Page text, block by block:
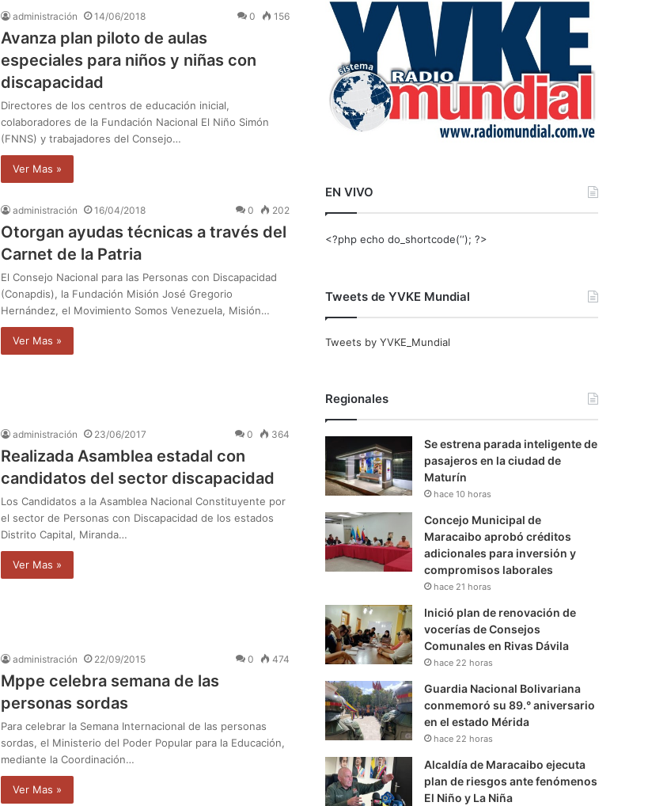
administración 14/06/2018 0 156
Avanza plan piloto de aulas
especiales para niños y niñas con
discapacidad
Directores de los centros de educación inicial,
colaboradores de la Fundación Nacional El Niño Simón
(FNNS) y trabajadores del Consejo…
Ver Mas »
administración 16/04/2018 0 202
Otorgan ayudas técnicas a través del
Carnet de la Patria
El Consejo Nacional para las Personas con Discapacidad
(Conapdis), la Fundación Misión José Gregorio
Hernández, el Movimiento Somos Venezuela, Misión…
Ver Mas »
administración 23/06/2017 0 364
Realizada Asamblea estadal con
candidatos del sector discapacidad
Los Candidatos a la Asamblea Nacional Constituyente por
el sector de Personas con Discapacidad de los estados
Distrito Capital, Miranda…
Ver Mas »
administración 22/09/2015 0 474
Mppe celebra semana de las
personas sordas
Para celebrar la Semana Internacional de las personas
sordas, el Ministerio del Poder Popular para la Educación,
mediante la Coordinación…
Ver Mas »
r
EN VIVO
<?php echo do_shortcode(‘‘); ?>
Tweets de YVKE Mundial
Tweets by YVKE_Mundial
Regionales
Se estrena parada inteligente de
pasajeros en la ciudad de
Maturín
hace 10 horas
Concejo Municipal de
Maracaibo aprobó créditos
adicionales para inversión y
compromisos laborales
hace 21 horas
Inició plan de renovación de
vocerías de Consejos
Comunales en Rivas Dávila
hace 22 horas
Guardia Nacional Bolivariana
conmemoró su 89.° aniversario
en el estado Mérida
hace 22 horas
Alcaldía de Maracaibo ejecuta
plan de riesgos ante fenómenos
El Niño y La Niña